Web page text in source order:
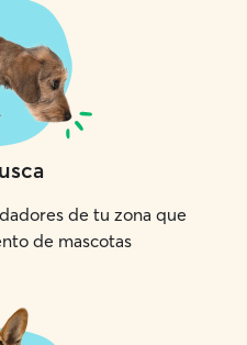
de tu zona que
de mascotas